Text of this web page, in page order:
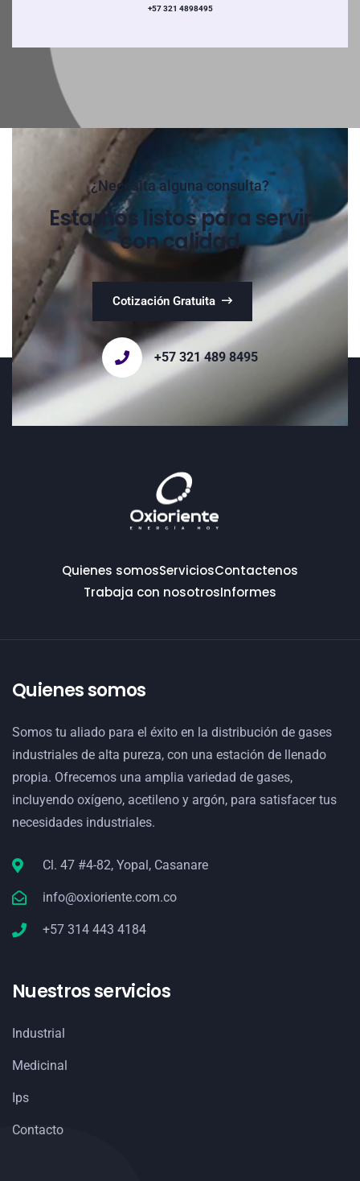
+57 321 4898495
¿Necesita alguna consulta?
Estamos listos para servir
con calidad
Cotización Gratuita
+57 321 489 8495
Quienes somosServiciosContactenos
Trabaja con nosotrosInformes
Quienes somos
Somos tu aliado para el éxito en la distribución de gases
industriales de alta pureza, con una estación de llenado
propia. Ofrecemos una amplia variedad de gases,
incluyendo oxígeno, acetileno y argón, para satisfacer tus
necesidades industriales.
Cl. 47 #4-82, Yopal, Casanare
info@oxioriente.com.co
+57 314 443 4184
Nuestros servicios
Industrial
Medicinal
Ips
Contacto